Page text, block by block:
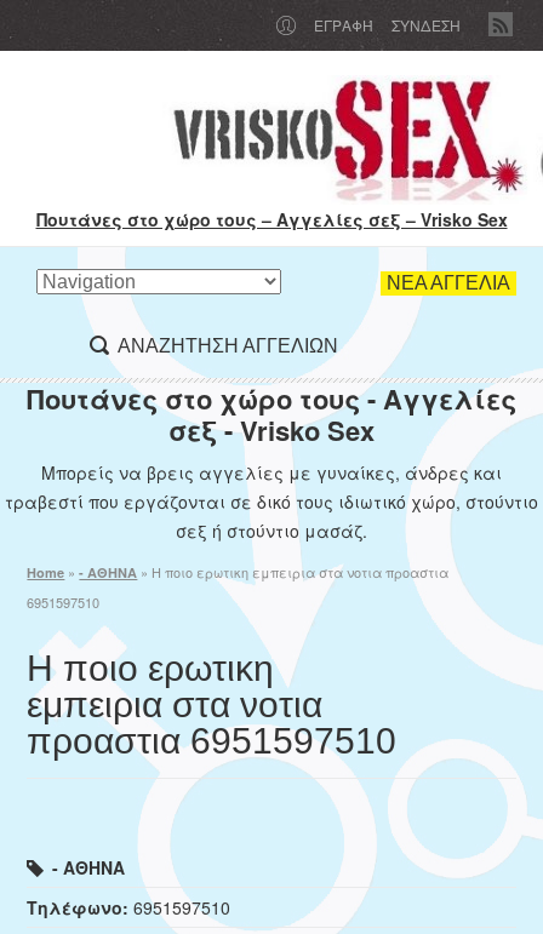
ΕΓΡΑΦΉ ΣΥΝΔΕΣΗ
Πουτάνες στο χώρο τους – Αγγελίες σεξ – Vrisko Sex
ΝΕΑ ΑΓΓΕΛΙΑ
ΑΝΑΖΗΤΗΣΗ ΑΓΓΕΛΙΩΝ
Πουτάνες στο χώρο τους - Αγγελίες
σεξ - Vrisko Sex
Μπορείς να βρεις αγγελίες με γυναίκες, άνδρες και
τραβεστί που εργάζονται σε δικό τους ιδιωτικό χώρο, στούντιο
σεξ ή στούντιο μασάζ.
Home » - ΑΘΗΝΑ » Η ποιο ερωτικη εμπειρια στα νοτια προαστια
6951597510
Η ποιο ερωτικη
εμπειρια στα νοτια
προαστια 6951597510
- ΑΘΗΝΑ
Τηλέφωνο: 6951597510